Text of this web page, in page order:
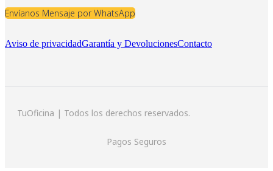
Envíanos Mensaje por WhatsApp
Aviso de privacidadGarantía y DevolucionesContacto
TuOficina | Todos los derechos reservados.
Pagos Seguros